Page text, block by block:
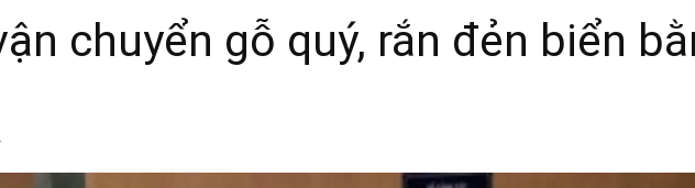
chuyển gỗ quý, rắn đẻn biển